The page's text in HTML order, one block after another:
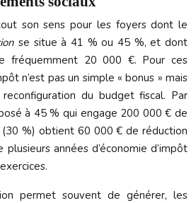
son sens pour les foyers dont le
se situe à 41 % ou 45 %, et dont
fréquemment 20 000 €. Pour ces
n’est pas un simple « bonus » mais
du budget fiscal. Par
à 45 % qui engage 200 000 € de
(30 %) obtient 60 000 € de réduction
plusieurs années d’économie d’impôt
permet souvent de générer, les